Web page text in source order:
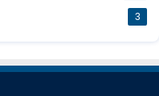
3